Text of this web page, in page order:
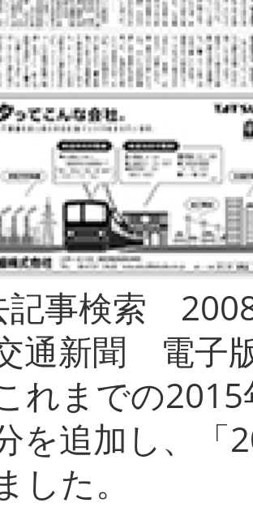
記事検索
通新聞 電子
れまでの
を追加し、「
まし